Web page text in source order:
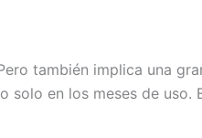
también implica una
solo en los meses de